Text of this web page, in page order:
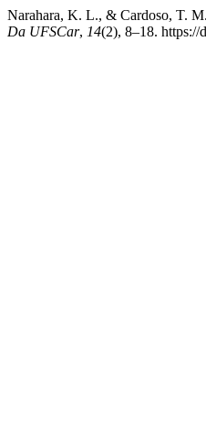
Narahara, K. L., & Cardoso, T.
Da UFSCar, 14(2), 8–18. https://